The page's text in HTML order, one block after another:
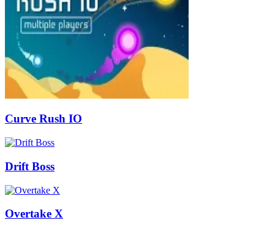
Curve Rush IO
Drift Boss
Overtake X